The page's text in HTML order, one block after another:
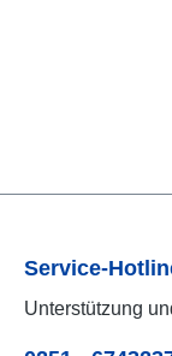
Service-
Unterstützung